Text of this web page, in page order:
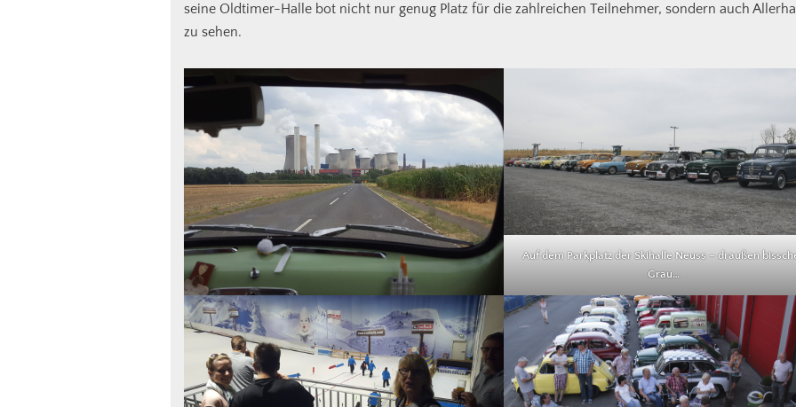
seine Oldtimer-Halle bot nicht nur genug Platz für die zahlreichen Teilnehmer, sondern auch
zu sehen.
Auf dem Parkplatz der Skihalle Neuss – draußen
Grau…